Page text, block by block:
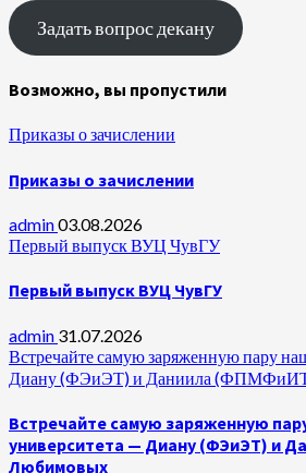
Задать вопрос декану
Возможно, вы пропустили
Приказы о зачислении
Приказы о зачислении
admin03.08.2026
Первый выпуск ВУЦ ЧувГУ
Первый выпуск ВУЦ ЧувГУ
admin 31.07.2026
Встречайте самую заряженную пару
Диану (ФЭиЭТ) и Даниила
Встречайте самую заряженную
университета — Диану (ФЭиЭТ) и
Любимовых